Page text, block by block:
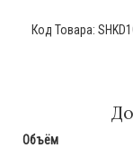
Код Товара:
Объём